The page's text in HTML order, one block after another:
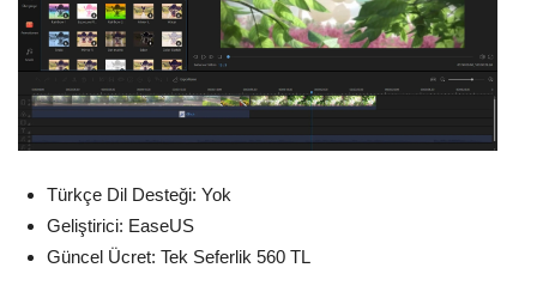
Türkçe Dil Desteği: Yok
Geliştirici: EaseUS
Güncel Ücret: Tek Seferlik 560 TL